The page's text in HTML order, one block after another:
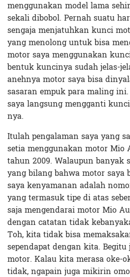
menggunakan model lama
sekali dibobol. Pernah suatu
sengaja menjatuhkan kunci
yang menolong untuk bisa
motor saya menggunakan
bentuk kuncinya sudah jelas-
anehnya motor saya bisa
sasaran empuk para maling
saya langsung mengganti
nya.
Itulah pengalaman saya yang
setia menggunakan motor Mio
tahun 2009. Walaupun banyak
yang bilang bahwa motor saya
saya kenyamanan adalah
yang termasuk tipe di atas
saja mengendarai motor Mio
dengan catatan tidak
Toh, kita tidak bisa
sependapat dengan kita.
motor. Kalau kita merasa oke-
tidak, ngapain juga mikirin